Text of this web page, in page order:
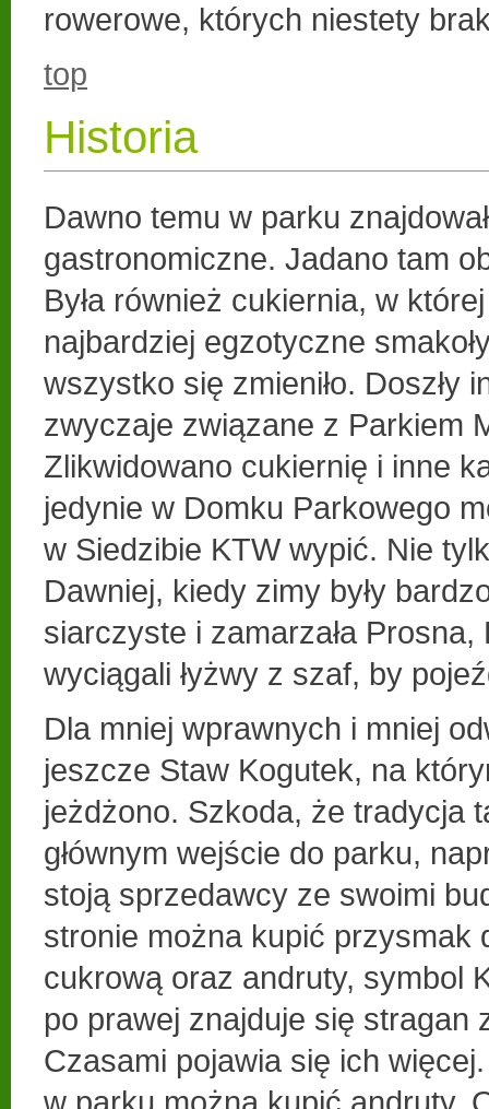
rowerowe, których niestety
top
Historia
Dawno temu w parku
gastronomiczne. Jadano tam
Była również cukiernia, w
najbardziej egzotyczne
wszystko się zmieniło. Doszły
zwyczaje związane z Parkiem
Zlikwidowano cukiernię i inne
jedynie w Domku Parkowego
w Siedzibie KTW wypić. Nie
Dawniej, kiedy zimy były
siarczyste i zamarzała Prosna,
wyciągali łyżwy z szaf, by
Dla mniej wprawnych i mniej
jeszcze Staw Kogutek, na
jeżdżono. Szkoda, że tradycja
głównym wejście do parku,
stoją sprzedawcy ze swoimi
stronie można kupić przysmak
cukrową oraz andruty, symbol
po prawej znajduje się stragan
Czasami pojawia się ich